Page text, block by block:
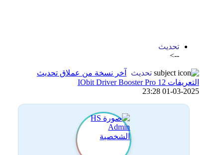
تحديث
-->
تحديث
آخر نسخة من عملاق تحديث
التعريفات IObit Driver Booster Pro 12
01-03-2025 23:28